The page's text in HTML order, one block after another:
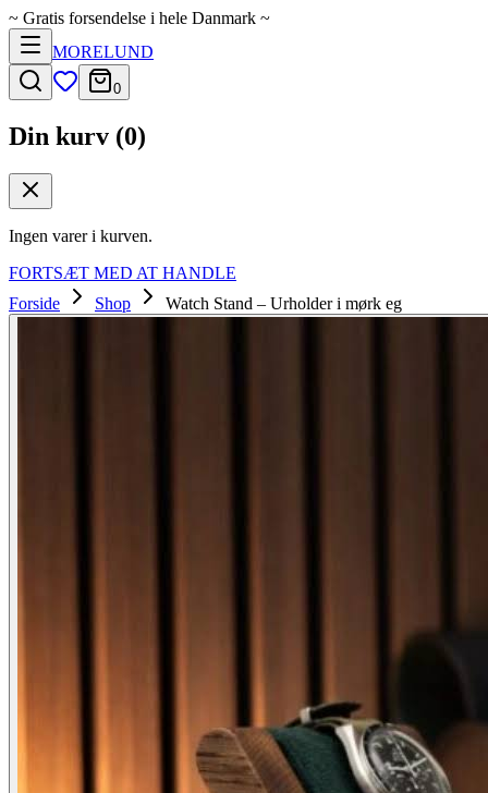
~ Gratis forsendelse i hele Danmark ~
MORELUND
0
Din kurv (0)
Ingen varer i kurven.
FORTSÆT MED AT HANDLE
Forside
Shop Watch Stand – Urholder i mørk eg